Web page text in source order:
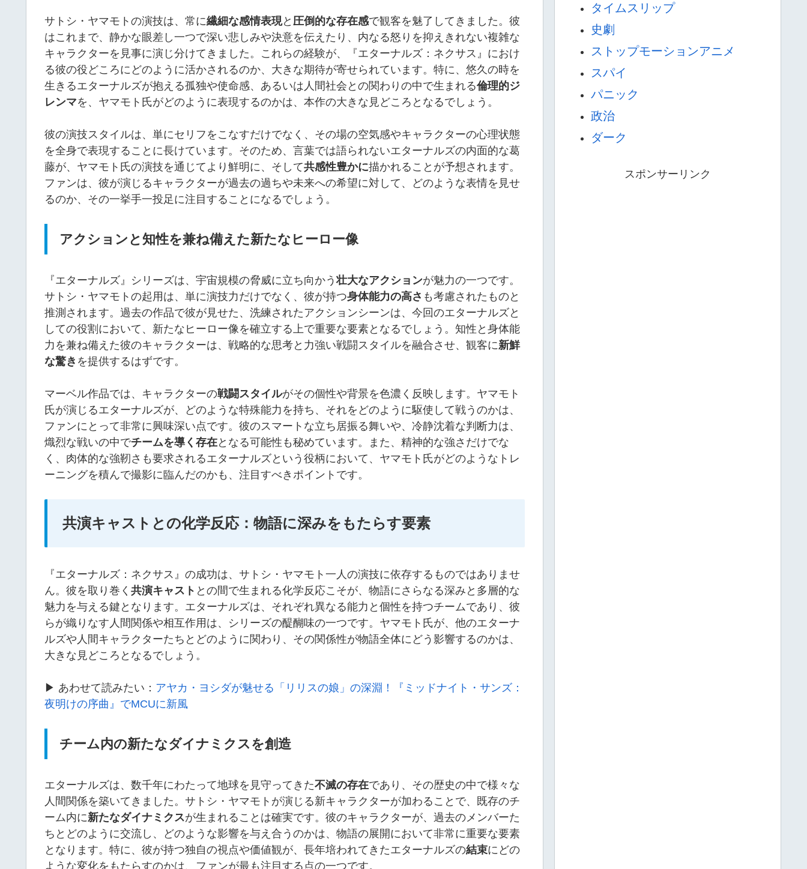
サトシ・ヤマモトの演技は、常に繊細な感情表現と 圧倒的な存在感で観客を魅了してきました。彼
はこれまで、静かな眼差し一つで深い悲しみや決意を伝えたり、内なる怒りを抑えきれない複雑な
キャラクターを見事に演じ分けてきました。これらの経験が、『エターナルズ：ネクサス』におけ
る彼の役どころにどのように活かされるのか、大きな期待が寄せられています。特に、悠久の時を
生きるエターナルズが抱える孤独や使命感、あるいは人間社会との関わりの中で生まれる倫理的ジ
レンマを、ヤマモト氏がどのように表現するのかは、本作の大きな見どころとなるでしょう。
彼の演技スタイルは、単にセリフをこなすだけでなく、その場の空気感やキャラクターの心理状態
を全身で表現することに長けています。そのため、言葉では語られないエターナルズの内面的な葛
藤が、ヤマモト氏の演技を通じてより鮮明に、そして共感性豊かに描かれることが予想されます。
ファンは、彼が演じるキャラクターが過去の過ちや未来への希望に対して、どのような表情を見せ
るのか、その一挙手一投足に注目することになるでしょう。
アクションと知性を兼ね備えた新たなヒーロー像
『エターナルズ』シリーズは、宇宙規模の脅威に立ち向かう壮大なアクションが魅力の一つです。
サトシ・ヤマモトの起用は、単に演技力だけでなく、彼が持つ身体能力の高さ も考慮されたものと
推測されます。過去の作品で彼が見せた、洗練されたアクションシーンは、今回のエターナルズと
しての役割において、新たなヒーロー像を確立する上で重要な要素となるでしょう。知性と身体能
力を兼ね備えた彼のキャラクターは、戦略的な思考と力強い戦闘スタイルを融合させ、観客に新鮮
な驚き を提供するはずです。
マーベル作品では、キャラクターの戦闘スタイルがその個性や背景を色濃く反映します。ヤマモト
氏が演じるエターナルズが、どのような特殊能力を持ち、それをどのように駆使して戦うのかは、
ファンにとって非常に興味深い点です。彼のスマートな立ち居振る舞いや、冷静沈着な判断力は、
熾烈な戦いの中でチームを導く存在となる可能性も秘めています。また、精神的な強さだけでな
く、肉体的な強靭さも要求されるエターナルズという役柄において、ヤマモト氏がどのようなトレ
ーニングを積んで撮影に臨んだのかも、注目すべきポイントです。
共演キャストとの化学反応：物語に深みをもたらす要素
『エターナルズ：ネクサス』の成功は、サトシ・ヤマモト一人の演技に依存するものではありませ
ん。彼を取り巻く 共演キャスト との間で生まれる化学反応こそが、物語にさらなる深みと多層的な
魅力を与える鍵となります。エターナルズは、それぞれ異なる能力と個性を持つチームであり、彼
らが織りなす人間関係や相互作用は、シリーズの醍醐味の一つです。ヤマモト氏が、他のエターナ
ルズや人間キャラクターたちとどのように関わり、その関係性が物語全体にどう影響するのかは、
大きな見どころとなるでしょう。
▶ あわせて読みたい： アヤカ・ヨシダが魅せる「リリスの娘」の深淵！『ミッドナイト・サンズ：
夜明けの序曲』でMCUに新風
チーム内の新たなダイナミクスを創造
エターナルズは、数千年にわたって地球を見守ってきた不滅の存在であり、その歴史の中で様々な
人間関係を築いてきました。サトシ・ヤマモトが演じる新キャラクターが加わることで、既存のチ
ーム内に新たなダイナミクスが生まれることは確実です。彼のキャラクターが、過去のメンバーた
ちとどのように交流し、どのような影響を与え合うのかは、物語の展開において非常に重要な要素
となります。特に、彼が持つ独自の視点や価値観が、長年培われてきたエターナルズの結束にどの
ような変化をもたらすのかは、ファンが最も注目する点の一つです。
タイムスリップ
史劇
ストップモーションアニメ
スパイ
パニック
政治
ダーク
スポンサーリンク